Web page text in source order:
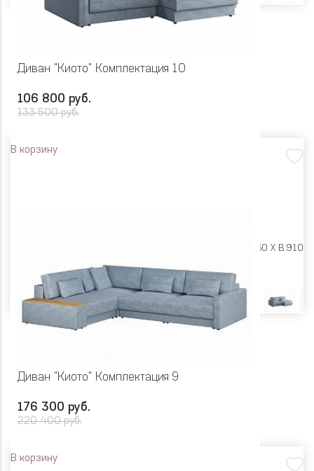
Диван "Киото" Комплектация 10
106 800 руб.
133 500 руб.
В корзину
Ш 2490 X Г 1650 X В 910
Диван "Киото" Комплектация 9
176 300 руб.
220 400 руб.
В корзину